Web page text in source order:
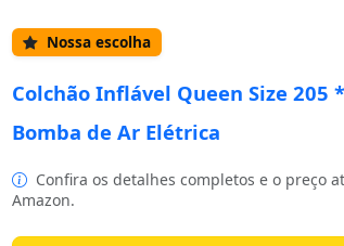
Nossa escolha
Colchão Inflável Queen Size 205
Bomba de Ar Elétrica
Confira os detalhes completos e o preço
Amazon.